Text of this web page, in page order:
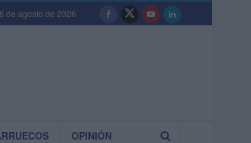
de agosto de 2026
OPINIÓN